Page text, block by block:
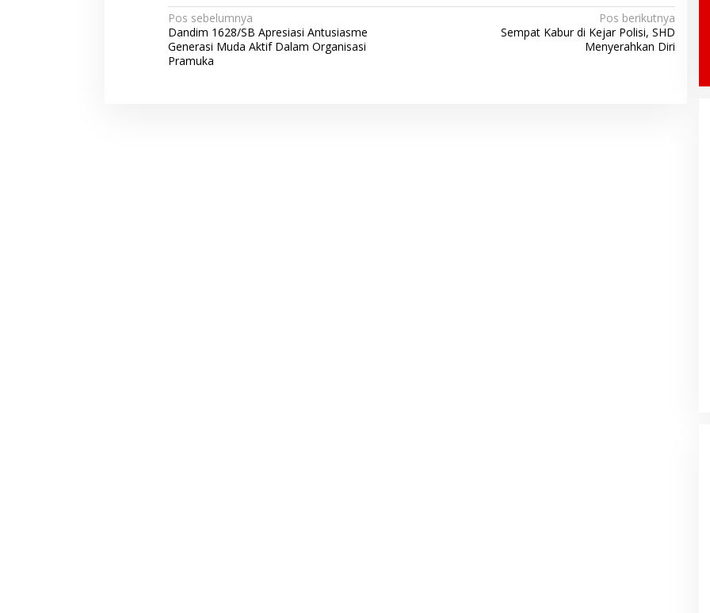
N
a
v
Pos sebelumnya
Dandim 1628/SB Apresiasi Antusiasme
Generasi Muda Aktif Dalam Organisasi
Pramuka
Pos berikutnya
Sempat Kabur di Kejar Polisi, SHD
Menyerahkan Diri